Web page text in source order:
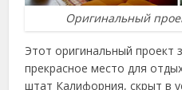
Оригинальный
Этот оригинальный проект
прекрасное место для
штат Калифорния, скрыт в